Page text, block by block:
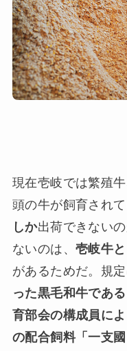
現在壱岐では繁殖
頭の牛が飼育され
しか出荷できない
ないのは、 壱岐牛
があるためだ。規定
った黒毛和牛であ
育部会の構成員に
の配合飼料「一支